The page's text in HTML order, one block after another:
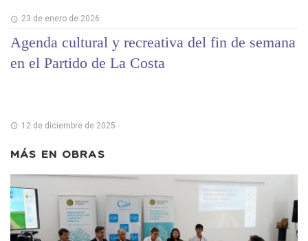
23 de enero de 2026
Agenda cultural y recreativa del fin de semana
en el Partido de La Costa
12 de diciembre de 2025
MÁS EN OBRAS